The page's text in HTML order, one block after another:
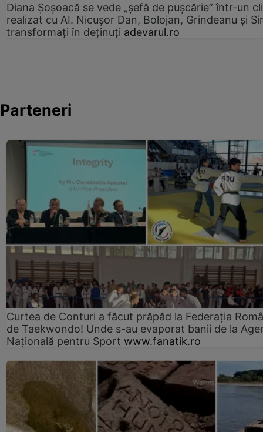
Diana Șoșoacă se vede „șefă de pușcărie” într-un
realizat cu AI. Nicușor Dan, Bolojan, Grindeanu și
transformați în deținuți adevarul.ro
Parteneri
Curtea de Conturi a făcut prăpăd la Federația
de Taekwondo! Unde s-au evaporat banii de la
Națională pentru Sport www.fanatik.ro